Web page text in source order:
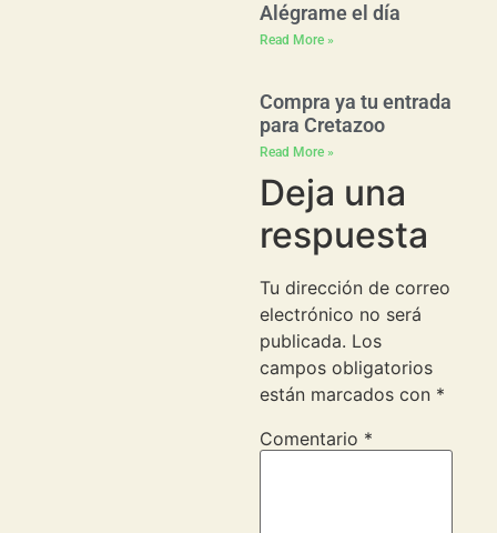
Alégrame el día
Read More »
Compra ya tu entrada
para Cretazoo
Read More »
Deja una
respuesta
Tu dirección de correo
electrónico no será
publicada. Los
campos obligatorios
están marcados con *
Comentario *